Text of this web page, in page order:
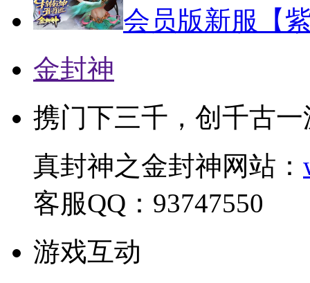
会员版新服【
金封神
携门下三千，创千古一
真封神之金封神网站：
客服QQ：93747550
游戏互动